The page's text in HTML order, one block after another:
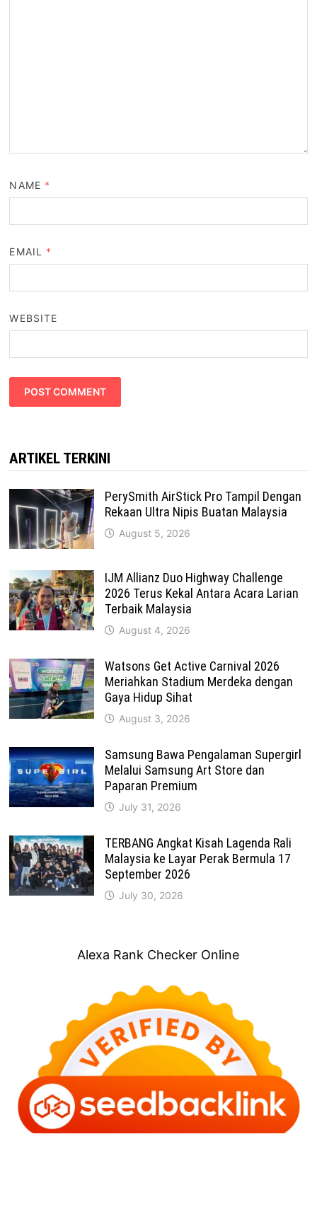
NAME *
EMAIL *
WEBSITE
ARTIKEL TERKINI
PerySmith AirStick Pro Tampil Dengan
Rekaan Ultra Nipis Buatan Malaysia
August 5, 2026
IJM Allianz Duo Highway Challenge
2026 Terus Kekal Antara Acara Larian
Terbaik Malaysia
August 4, 2026
Watsons Get Active Carnival 2026
Meriahkan Stadium Merdeka dengan
Gaya Hidup Sihat
August 3, 2026
Samsung Bawa Pengalaman Supergirl
Melalui Samsung Art Store dan
Paparan Premium
July 31, 2026
TERBANG Angkat Kisah Lagenda Rali
Malaysia ke Layar Perak Bermula 17
September 2026
July 30, 2026
Alexa Rank Checker Online